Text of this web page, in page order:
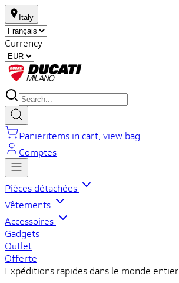
Italy
Currency
Panieritems in cart, view bag
Comptes
Pièces détachées
Vêtements
Accessoires
Gadgets
Outlet
Offerte
Expéditions rapides dans le monde entier